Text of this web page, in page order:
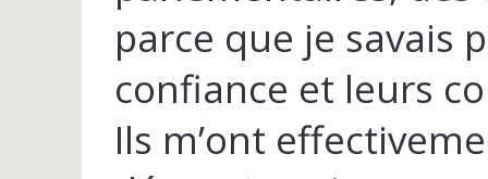
parce que je savais
confiance et leurs
Ils m’ont